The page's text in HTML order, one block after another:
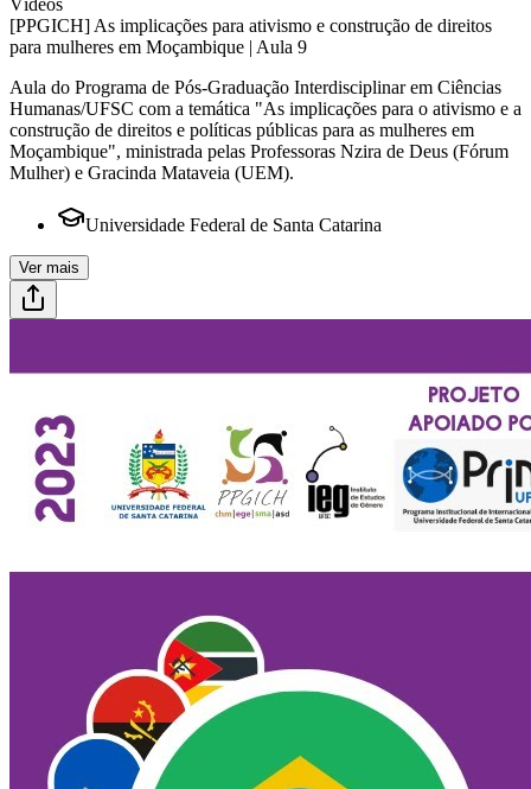
[PPGICH] As implicações para ativismo e construção de direitos
para mulheres em Moçambique | Aula 9
Aula do Programa de Pós-Graduação Interdisciplinar em Ciências
Humanas/UFSC com a temática "As implicações para o ativismo e a
construção de direitos e políticas públicas para as mulheres em
Moçambique", ministrada pelas Professoras Nzira de Deus (Fórum
Mulher) e Gracinda Mataveia (UEM).
Universidade Federal de Santa Catarina
Ver mais